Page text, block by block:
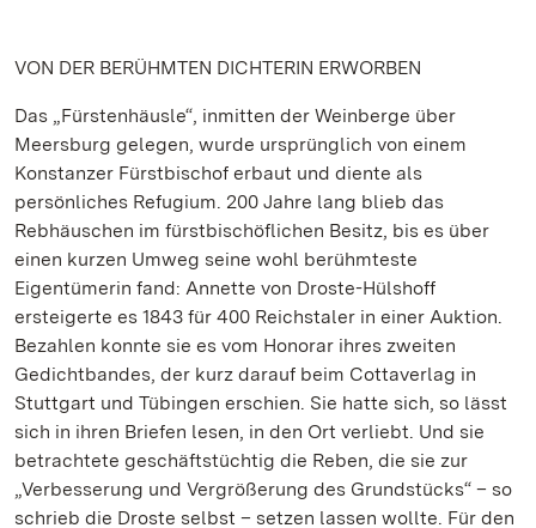
VON DER BERÜHMTEN DICHTERIN ERWORBEN
Das „Fürstenhäusle“, inmitten der Weinberge über
Meersburg gelegen, wurde ursprünglich von einem
Konstanzer Fürstbischof erbaut und diente als
persönliches Refugium. 200 Jahre lang blieb das
Rebhäuschen im fürstbischöflichen Besitz, bis es über
einen kurzen Umweg seine wohl berühmteste
Eigentümerin fand: Annette von Droste-Hülshoff
ersteigerte es 1843 für 400 Reichstaler in einer Auktion.
Bezahlen konnte sie es vom Honorar ihres zweiten
Gedichtbandes, der kurz darauf beim Cottaverlag in
Stuttgart und Tübingen erschien. Sie hatte sich, so lässt
sich in ihren Briefen lesen, in den Ort verliebt. Und sie
betrachtete geschäftstüchtig die Reben, die sie zur
„Verbesserung und Vergrößerung des Grundstücks“ – so
schrieb die Droste selbst – setzen lassen wollte. Für den